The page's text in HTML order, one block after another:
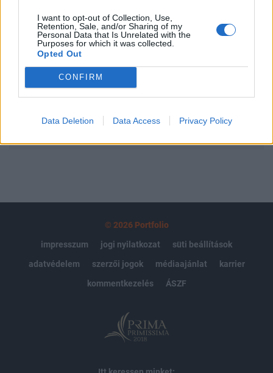
I want to opt-out of Collection, Use,
Retention, Sale, and/or Sharing of my
Personal Data that Is Unrelated with the
Purposes for which it was collected.
Opted Out
CONFIRM
Data Deletion Data Access Privacy Policy
Portfolio.hu teljes cikkarchívum
Kötéslisták: BÉT elmúlt 2 év napon belüli
kötéslistái
Előfizetés
MÁR ELŐFIZETŐNK VAGY? BEJELENTKEZÉS
© 2026 Portfolio
impresszum
jogi nyilatkozat
süti beállítások
adatvédelem
szerzői jogok médiaajánlat
karrier
kommentkezelés
ÁSZF